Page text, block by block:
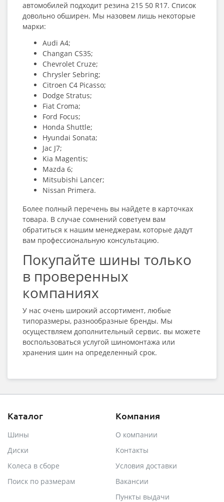
автомобилей подходит резина 215 50 R17. Список
довольно обширен. Мы назовем лишь некоторые
марки:
Audi A4;
Changan CS35;
Chevrolet Cruze;
Chrysler Sebring;
Citroen C4 Picasso;
Dodge Stratus;
Fiat Croma;
Ford Focus;
Honda Shuttle;
Hyundai Sonata;
Jac J7;
Kia Magentis;
Mazda 6;
Mitsubishi Lancer;
Nissan Primera.
Более полный перечень вы найдете в карточках
товара. В случае сомнений советуем вам
обратиться к нашим менеджерам, которые дадут
вам профессиональную консультацию.
Покупайте шины только
в проверенных
компаниях
У нас очень широкий ассортимент, любые
типоразмеры, разнообразные бренды. Мы
осуществляем дополнительный сервис. вы можете
воспользоваться услугой шиномонтажа или
хранения шин на определенный срок.
Каталог
Шины
Диски
Колеса в сборе
Поиск по размерам
Компания
О компании
Контакты
Условия доставки
Вакансии
Пункты выдачи